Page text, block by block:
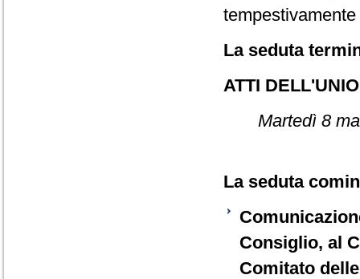
La seduta
ATTI
Martedì 8
La seduta
Consiglio, al
Comitato